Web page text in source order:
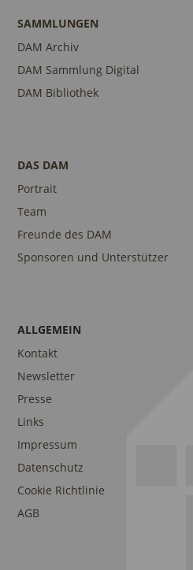
SAMMLUNGEN
DAM Archiv
DAM Sammlung Digital
DAM Bibliothek
DAS DAM
Portrait
Team
Freunde des DAM
Sponsoren und Unterstützer
ALLGEMEIN
Kontakt
Newsletter
Presse
Links
Impressum
Datenschutz
Cookie Richtlinie
AGB